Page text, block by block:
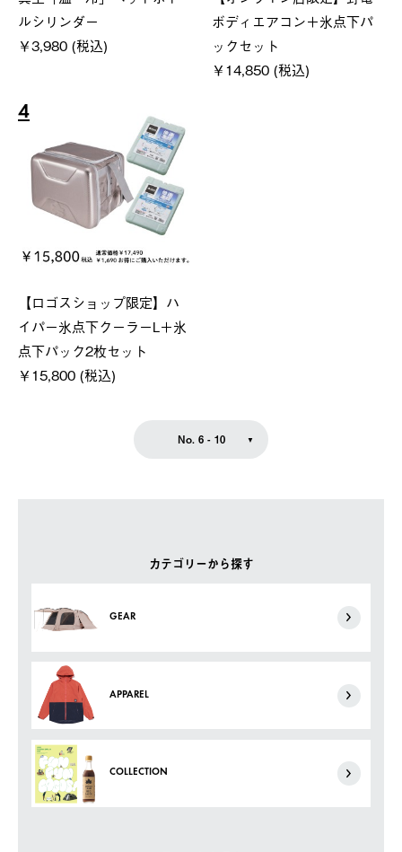
カテゴリーから探す
GEAR
APPAREL
COLLECTION
ルシリンダー
￥3,980 (税込)
ボディエアコン＋氷点下パ
ックセット
￥14,850 (税込)
4
【ロゴスショップ限定】ハ
イパー氷点下クーラーL＋氷
点下パック2枚セット
￥15,800 (税込)
No. 6 - 10